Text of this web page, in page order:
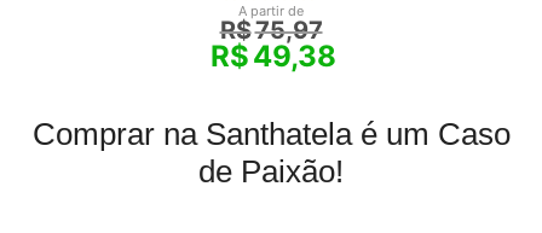
A partir de
R$75,97
R$49,38
Comprar na Santhatela é um Caso
de Paixão!